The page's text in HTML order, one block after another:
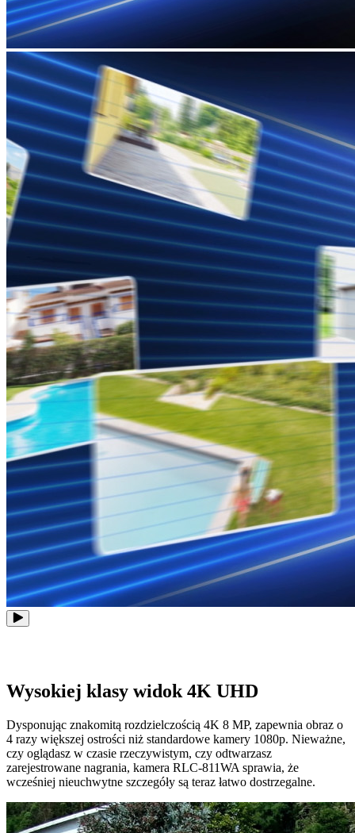
Wysokiej klasy widok 4K UHD
Dysponując znakomitą rozdzielczością 4K 8 MP, zapewnia obraz o
4 razy większej ostrości niż standardowe kamery 1080p. Nieważne,
czy oglądasz w czasie rzeczywistym, czy odtwarzasz
zarejestrowane nagrania, kamera RLC-811WA sprawia, że
wcześniej nieuchwytne szczegóły są teraz łatwo dostrzegalne.